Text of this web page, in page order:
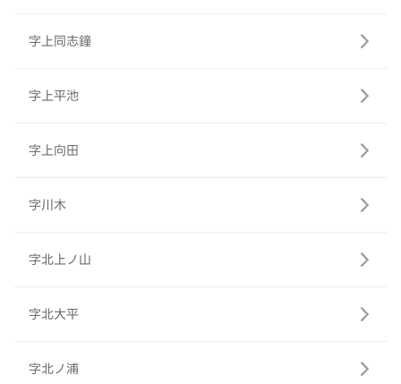
字上同志鐘
字上平池
字上向田
字川木
字北上ノ山
字北大平
字北ノ浦